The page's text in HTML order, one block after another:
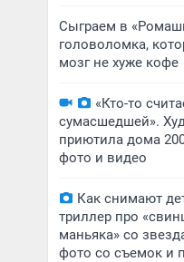
Сыграем в
головоломка,
мозг не хуже кофе
«Кто-то
сумасшедшей».
приютила дома
фото и видео
Как снимают
триллер про
маньяка» со
фото со съемок и